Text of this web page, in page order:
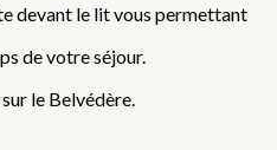
devant le lit vous permettant
de votre séjour.
le Belvédère.